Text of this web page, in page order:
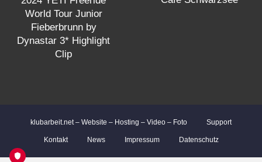
World Tour Junior
Fieberbrunn by
Dynastar 3* Highlight
Clip
klubarbeit.net – Website – Hosting – Video – Foto Support
Kontakt News Impressum Datenschutz